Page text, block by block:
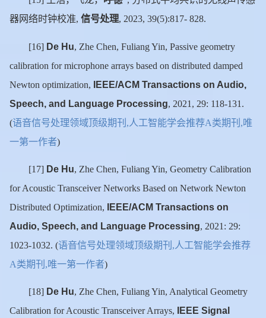
器网络时钟校准, 信号处理, 2023, 39(5):817- 828.
[16] De Hu, Zhe Chen, Fuliang Yin, Passive geometry
calibration for microphone arrays based on distributed damped
Newton optimization, IEEE/ACM Transactions on Audio,
Speech, and Language Processing, 2021, 29: 118-131.
(语音信号处理领域顶级期刊 , 人工智能学会推荐A类期刊 ,唯
一第一作者)
[17] De Hu, Zhe Chen, Fuliang Yin, Geometry Calibration
for Acoustic Transceiver Networks Based on Network Newton
Distributed Optimization, IEEE/ACM Transactions on
Audio, Speech, and Language Processing, 2021: 29:
1023-1032. (语音信号处理领域顶级期刊 , 人工智能学会推荐
A类期刊 ,唯一第一作者)
[18] De Hu, Zhe Chen, Fuliang Yin, Analytical Geometry
Calibration for Acoustic Transceiver Arrays, IEEE Signal